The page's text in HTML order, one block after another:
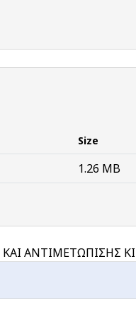
Size
1.26 MB
ΑΝΤΙΜΕΤΩΠΙΣΗΣ